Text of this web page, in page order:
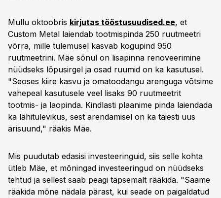
Mullu oktoobris kirjutas tööstusuudised.ee, et
Custom Metal laiendab tootmispinda 250 ruutmeetri
võrra, mille tulemusel kasvab kogupind 950
ruutmeetrini. Mäe sõnul on lisapinna renoveerimine
nüüdseks lõpusirgel ja osad ruumid on ka kasutusel.
"Seoses kiire kasvu ja omatoodangu arenguga võtsime
vahepeal kasutusele veel lisaks 90 ruutmeetrit
tootmis- ja laopinda. Kindlasti plaanime pinda laiendada
ka lähitulevikus, sest arendamisel on ka täiesti uus
ärisuund," rääkis Mäe.
Mis puudutab edasisi investeeringuid, siis selle kohta
ütleb Mäe, et mõningad investeeringud on nüüdseks
tehtud ja sellest saab peagi täpsemalt rääkida. "Saame
rääkida mõne nädala pärast, kui seade on paigaldatud